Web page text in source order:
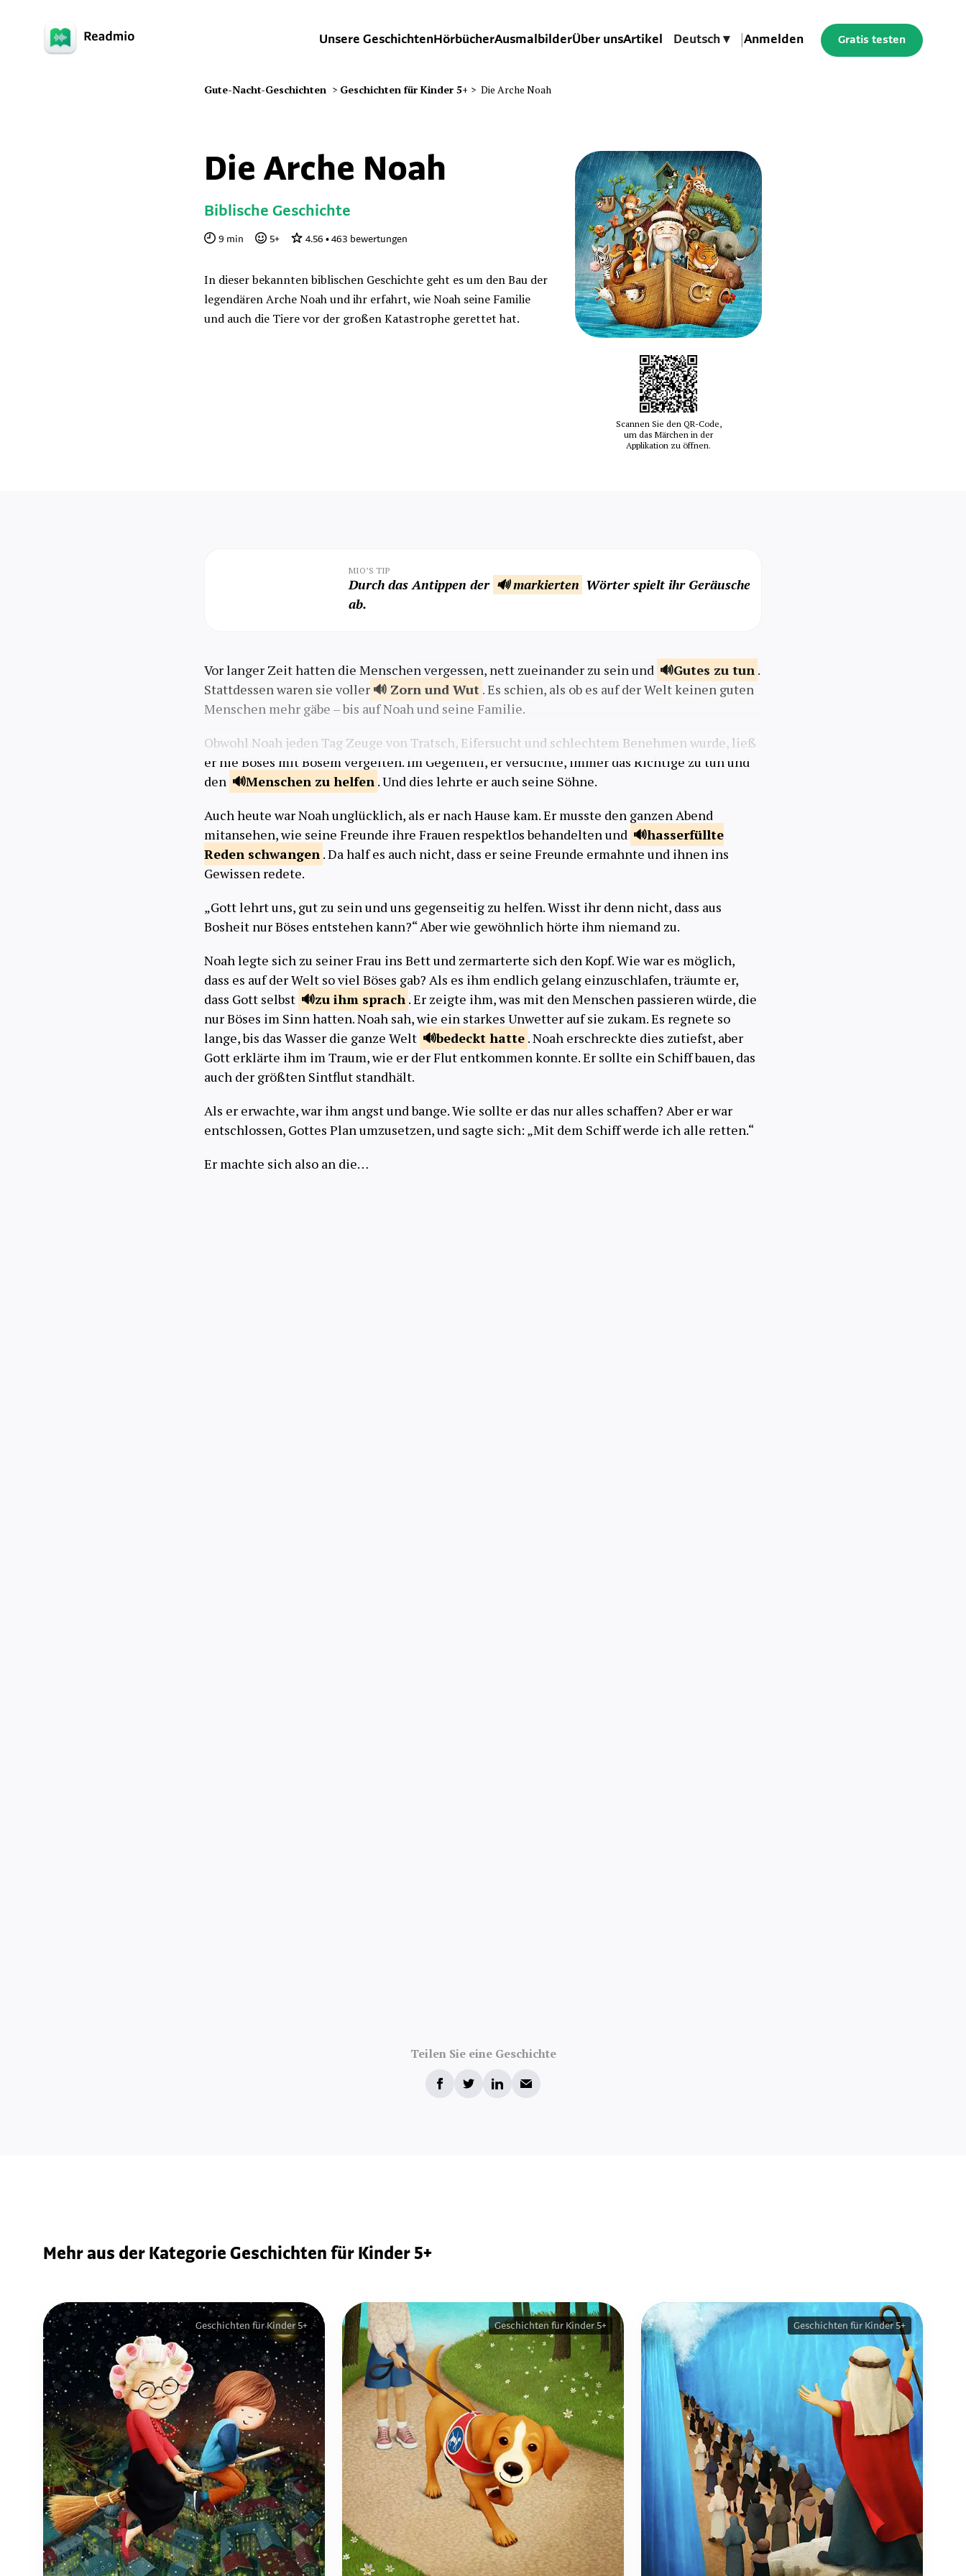
Unsere GeschichtenHörbücherAusmalbilderÜber unsArtikel Deutsch ▾ Anmelden Gratis testen
Gute-Nacht-Geschichten > Geschichten für Kinder 5+ > Die Arche Noah
Die Arche Noah
Biblische Geschichte
9 min 5+ 4.56 • 463 bewertungen
In dieser bekannten biblischen Geschichte geht es um den Bau der
legendären Arche Noah und ihr erfahrt, wie Noah seine Familie
und auch die Tiere vor der großen Katastrophe gerettet hat.
Scannen Sie den QR-Code,
um das Märchen in der
Applikation zu öffnen.
MIO’S TIP
Durch das Antippen der 🔊 markierten Wörter spielt ihr Geräusche
ab.
Vor langer Zeit hatten die Menschen vergessen, nett zueinander zu sein und Gutes zu tun .
Stattdessen waren sie voller
Zorn und Wut . Es schien, als ob es auf der Welt keinen guten
Menschen mehr gäbe – bis auf Noah und seine Familie.
Obwohl Noah jeden Tag Zeuge von Tratsch, Eifersucht und schlechtem Benehmen wurde, ließ
er nie Böses mit Bösem vergelten. Im Gegenteil, er versuchte, immer das Richtige zu tun und
den
Menschen zu helfen . Und dies lehrte er auch seine Söhne.
Auch heute war Noah unglücklich, als er nach Hause kam. Er musste den ganzen Abend
mitansehen, wie seine Freunde ihre Frauen respektlos behandelten und
hasserfüllte
Reden schwangen . Da half es auch nicht, dass er seine Freunde ermahnte und ihnen ins
Gewissen redete.
„Gott lehrt uns, gut zu sein und uns gegenseitig zu helfen. Wisst ihr denn nicht, dass aus
Bosheit nur Böses entstehen kann?“ Aber wie gewöhnlich hörte ihm niemand zu.
Noah legte sich zu seiner Frau ins Bett und zermarterte sich den Kopf. Wie war es möglich,
dass es auf der Welt so viel Böses gab? Als es ihm endlich gelang einzuschlafen, träumte er,
dass Gott selbst
zu ihm sprach . Er zeigte ihm, was mit den Menschen passieren würde, die
nur Böses im Sinn hatten. Noah sah, wie ein starkes Unwetter auf sie zukam. Es regnete so
lange, bis das Wasser die ganze Welt
bedeckt hatte . Noah erschreckte dies zutiefst, aber
Gott erklärte ihm im Traum, wie er der Flut entkommen konnte. Er sollte ein Schiff bauen, das
auch der größten Sintflut standhält.
Als er erwachte, war ihm angst und bange. Wie sollte er das nur alles schaffen? Aber er war
entschlossen, Gottes Plan umzusetzen, und sagte sich: „Mit dem Schiff werde ich alle retten.“
Er machte sich also an die…
Teilen Sie eine Geschichte
Mehr aus der Kategorie Geschichten für Kinder 5+
Geschichten für Kinder 5+ Geschichten für Kinder 5+ Geschichten für Kinder 5+